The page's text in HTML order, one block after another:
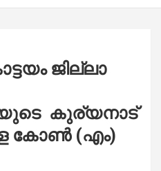
ജില്ലാ
കുര്യനാട്
കോൺ (എം)